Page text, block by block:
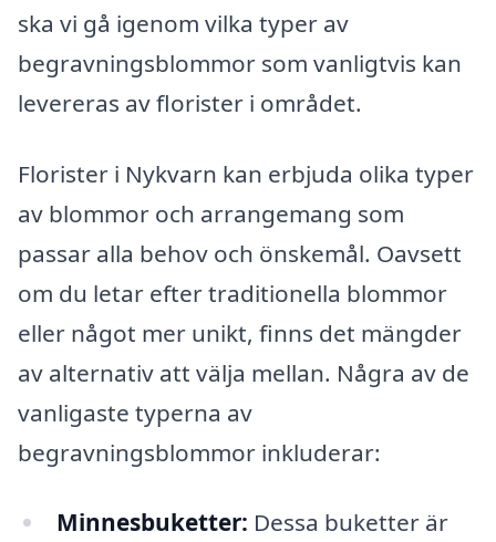
ska vi gå igenom vilka typer av
begravningsblommor som vanligtvis kan
levereras av florister i området.
Florister i Nykvarn kan erbjuda olika typer
av blommor och arrangemang som
passar alla behov och önskemål. Oavsett
om du letar efter traditionella blommor
eller något mer unikt, finns det mängder
av alternativ att välja mellan. Några av de
vanligaste typerna av
begravningsblommor inkluderar:
Minnesbuketter: Dessa buketter är